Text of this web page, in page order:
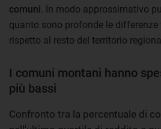
comuni . In modo approssimativo
quanto sono profonde le differenze
rispetto al resto del territorio
I comuni montani hanno
più bassi
Confronto tra la percentuale di